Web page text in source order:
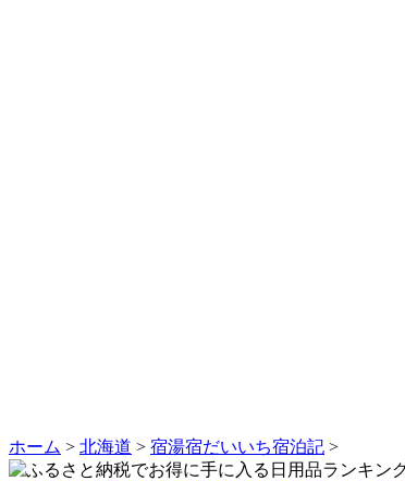
ホーム > 北海道 > 宿湯宿だいいち宿泊記 >